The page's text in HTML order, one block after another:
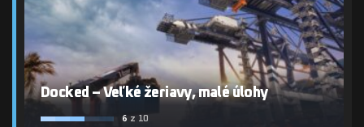
Docked – Veľké žeriavy, malé úlohy
6 z 10